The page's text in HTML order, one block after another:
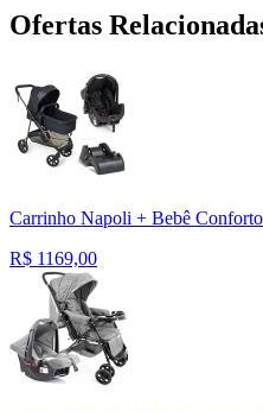
Ofertas
Carrinho Napoli + Bebê
R$ 1169,00